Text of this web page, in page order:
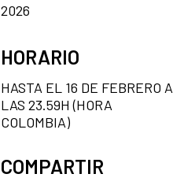
2026
HORARIO
HASTA EL 16 DE FEBRERO A
LAS 23.59H (HORA
COLOMBIA)
COMPARTIR